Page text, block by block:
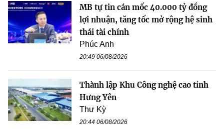
MB tự tin cán mốc 40.000 tỷ đồng
lợi nhuận, tăng tốc mở rộng hệ sinh
thái tài chính
Phúc Anh
20:49 06/08/2026
Thành lập Khu Công nghệ cao tỉnh
Hưng Yên
Thư Kỳ
20:44 06/08/2026